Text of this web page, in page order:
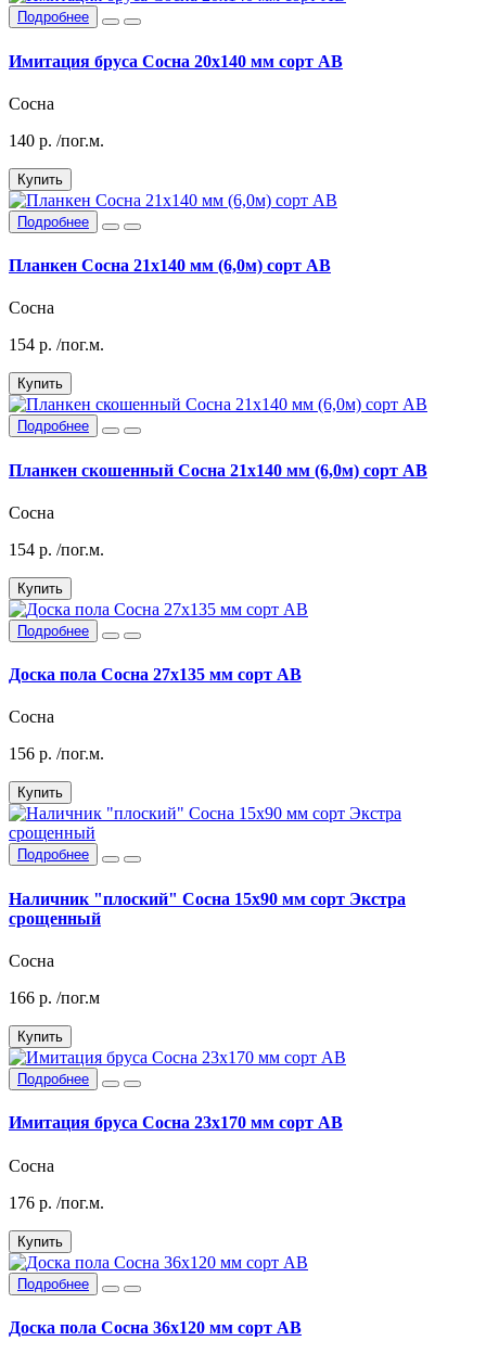
Подробнее
Имитация бруса Сосна 20х140 мм сорт АВ
Сосна
140 р. /пог.м.
Купить
Подробнее
Планкен Сосна 21х140 мм (6,0м) сорт АВ
Сосна
154 р. /пог.м.
Купить
Подробнее
Планкен скошенный Сосна 21х140 мм (6,0м) сорт АВ
Сосна
154 р. /пог.м.
Купить
Подробнее
Доска пола Сосна 27х135 мм сорт АВ
Сосна
156 р. /пог.м.
Купить
Подробнее
Наличник "плоский" Сосна 15х90 мм сорт Экстра
срощенный
Сосна
166 р. /пог.м
Купить
Подробнее
Имитация бруса Сосна 23х170 мм сорт АВ
Сосна
176 р. /пог.м.
Купить
Подробнее
Доска пола Сосна 36х120 мм сорт АВ